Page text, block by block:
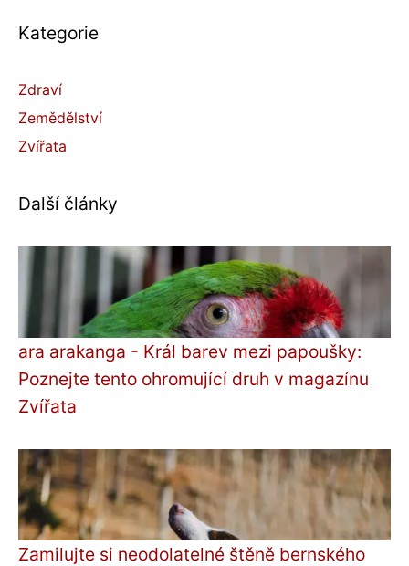
Kategorie
Zdraví
Zemědělství
Zvířata
Další články
ara arakanga - Král barev mezi papoušky:
Poznejte tento ohromující druh v magazínu
Zvířata
Zamilujte si neodolatelné štěně bernského